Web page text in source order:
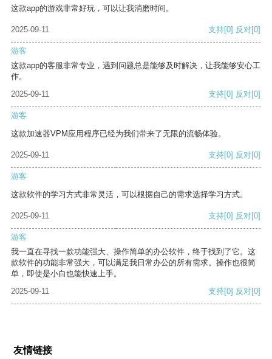
这款app的游戏非常好玩，可以让我消磨时间。
2025-09-11 支持[0] 反对[0]
游客
这款app的客服非常专业，遇到问题总是能够及时解决，让我能够安心工
作。
2025-09-11
支持[0] 反对[0]
游客
这款加速器VPM应用程序已经为我们带来了无限的流畅体验。
2025-09-11 支持[0] 反对[0]
游客
这款软件的学习方式非常灵活，可以根据自己的需求选择学习方式。
2025-09-11 支持[0] 反对[0]
游客
我一直在寻找一款功能强大、操作简单的办公软件，终于找到了它。这
款软件的功能非常强大，可以满足我日常办公的所有需求。操作也很简
单，即使是小白也能快速上手。
2025-09-11
支持[0] 反对[0]
友情链接